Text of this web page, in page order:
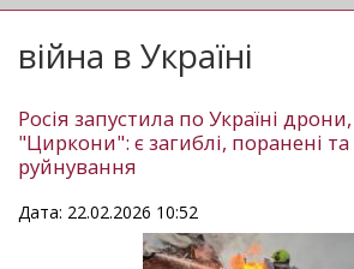
війна в Україні
Росія запустила по Україні
"Циркони": є загиблі, поранені та
руйнування
Дата: 22.02.2026 10:52